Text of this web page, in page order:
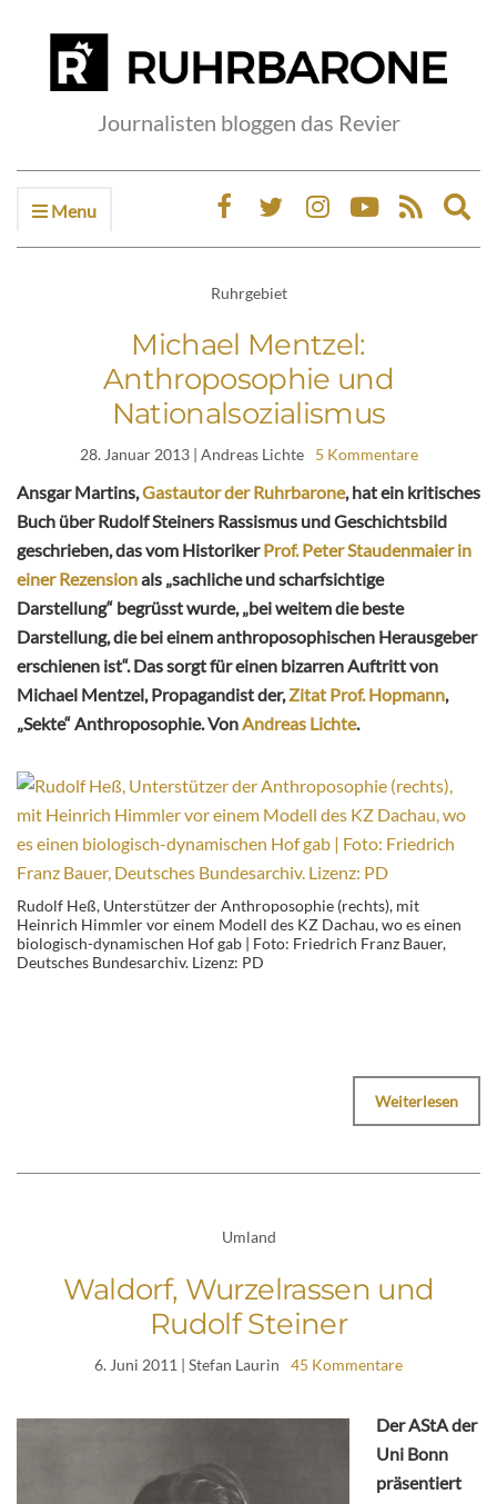
Journalisten bloggen das Revier
Menu
Ruhrgebiet
Michael Mentzel:
Anthroposophie und
Nationalsozialismus
28. Januar 2013| Andreas Lichte 5 Kommentare
Ansgar Martins,Gastautor der Ruhrbarone, hat ein kritisches
Buch über Rudolf Steiners Rassismus und Geschichtsbild
geschrieben, das vom HistorikerProf. Peter Staudenmaier in
einer Rezensionals „sachliche und scharfsichtige
Darstellung“ begrüsst wurde, „bei weitem die beste
Darstellung, die bei einem anthroposophischen Herausgeber
erschienen ist“. Das sorgt für einen bizarren Auftritt von
Michael Mentzel, Propagandist der,Zitat Prof. Hopmann,
„Sekte“ Anthroposophie. VonAndreas Lichte.
Rudolf Heß, Unterstützer der Anthroposophie (rechts), mit
Heinrich Himmler vor einem Modell des KZ Dachau, wo es einen
biologisch-dynamischen Hof gab | Foto: Friedrich Franz Bauer,
Deutsches Bundesarchiv. Lizenz: PD
Weiterlesen
Umland
Waldorf, Wurzelrassen und
Rudolf Steiner
6. Juni 2011 | Stefan Laurin 45 Kommentare
Der AStA der
Uni Bonn
präsentiert